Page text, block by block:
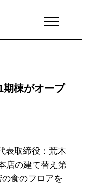
MENU
期棟がオープ
表取締役：荒木
店の建て替え第
の食のフロアを